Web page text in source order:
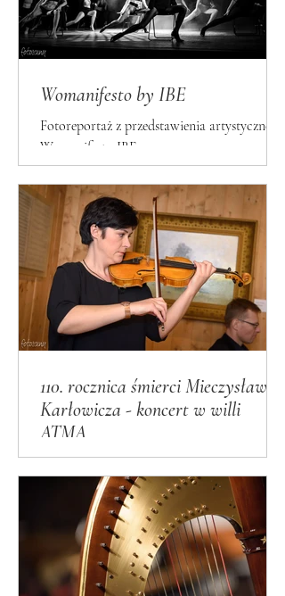
Womanifesto by IBE
Fotoreportaż z przedstawienia artystycznego
Womanifesto IBE
110. rocznica śmierci Mieczysława
Karłowicza - koncert w willi
ATMA
upamiętniających 110. rocznicę śmierci
Mieczysława Karłowicza, Koncert Karłowicz
in Memoriam